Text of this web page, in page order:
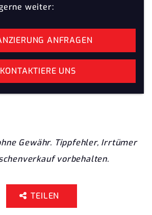
weiter:
ANFRAGEN
KONTAKTIERE UNS
Gewähr. Tippfehler, Irrtümer
vorbehalten.
TEILEN